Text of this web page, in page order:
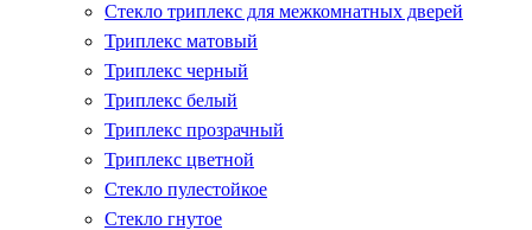
Стекло триплекс для межкомнатных дверей
Триплекс матовый
Триплекс черный
Триплекс белый
Триплекс прозрачный
Триплекс цветной
Стекло пулестойкое
Стекло гнутое